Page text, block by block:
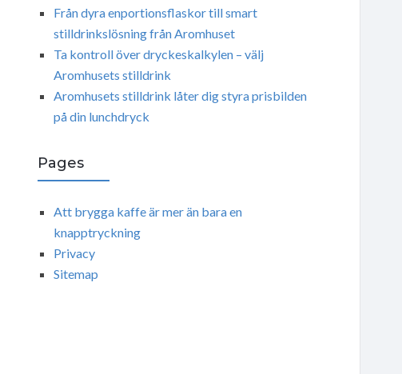
Från dyra enportionsflaskor till smart
stilldrinkslösning från Aromhuset
Ta kontroll över dryckeskalkylen – välj
Aromhusets stilldrink
Aromhusets stilldrink låter dig styra prisbilden
på din lunchdryck
Pages
Att brygga kaffe är mer än bara en
knapptryckning
Privacy
Sitemap